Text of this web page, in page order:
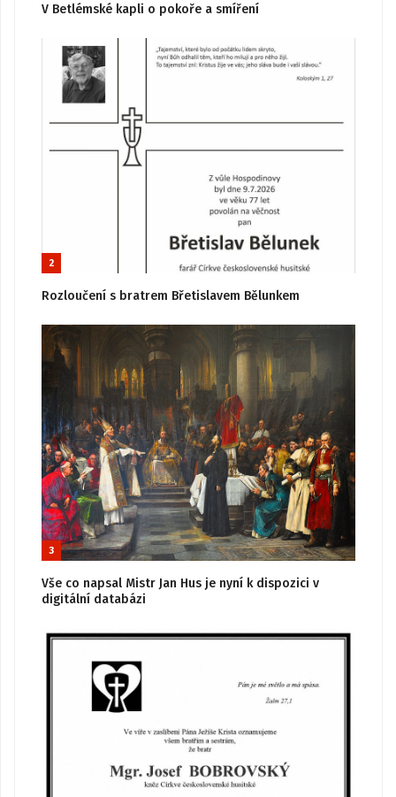
V Betlémské kapli o pokoře a smíření
2
Rozloučení s bratrem Břetislavem Bělunkem
3
Vše co napsal Mistr Jan Hus je nyní k dispozici v
digitální databázi